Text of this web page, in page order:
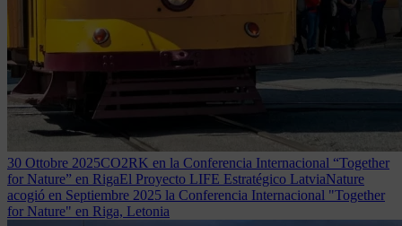
30 Ottobre 2025CO2RK en la Conferencia Internacional “Together
for Nature” en RigaEl Proyecto LIFE Estratégico LatviaNature
acogió en Septiembre 2025 la Conferencia Internacional "Together
for Nature" en Riga, Letonia